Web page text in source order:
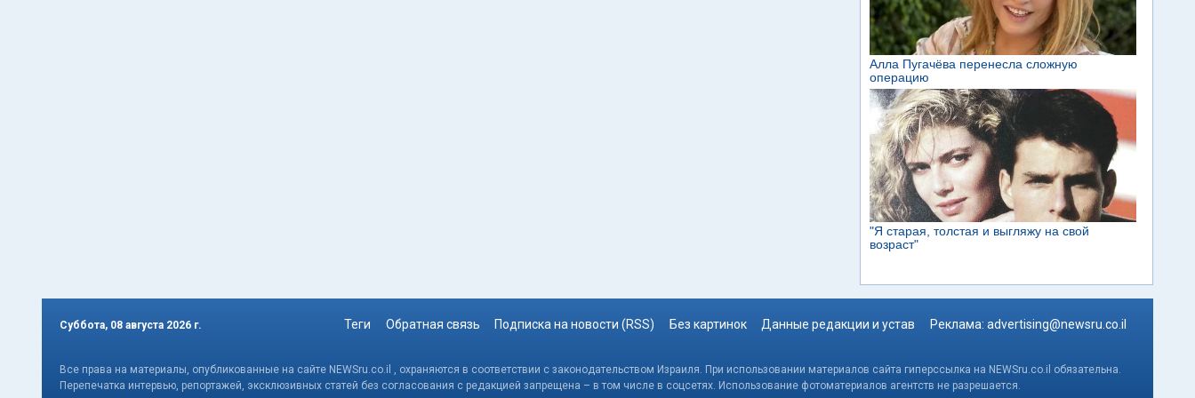
Суббота, 08 августа 2026 г. Теги Обратная связь Подписка на новости (RSS) Без картинок Данные редакции и устав Реклама: advertising@newsru.co.il
Все права на материалы, опубликованные на сайте NEWSru.co.il , охраняются в соответствии с законодательством Израиля. При использовании материалов сайта гиперссылка на NEWSru.co.il обязательна.
Перепечатка интервью, репортажей, эксклюзивных статей без согласования с редакцией запрещена – в том числе в соцсетях. Использование фотоматериалов агентств не разрешается.